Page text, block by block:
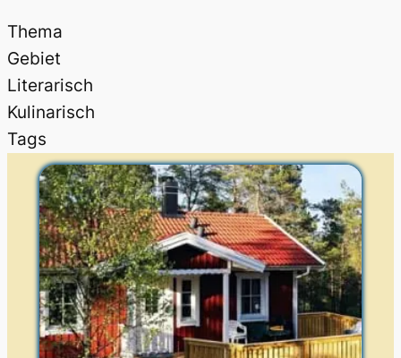
Thema
Gebiet
Literarisch
Kulinarisch
Tags